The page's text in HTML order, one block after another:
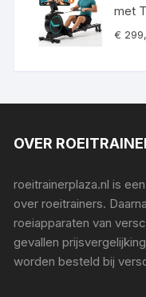
met
€
OVER
roeitrainerplaza.nl is
over roeitrainers.
roeiapparaten van
gevallen
worden besteld bij